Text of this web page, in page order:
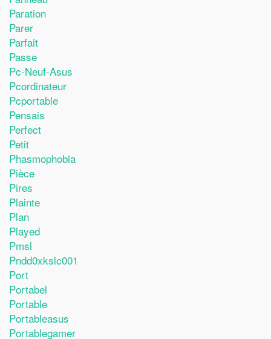
Paration
Parer
Parfait
Passe
Pc-Neuf-Asus
Pcordinateur
Pcportable
Pensais
Perfect
Petit
Phasmophobia
Pièce
Pires
Plainte
Plan
Played
Pmsl
Pndd0xkslc001
Port
Portabel
Portable
Portableasus
Portablegamer